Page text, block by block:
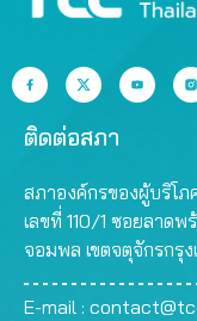
ติดต่อสภา
สภาองค์กรของผู้บริโภ
เลขที่ 110/1 ซอยลาด
จอมพล เขตจตุจักรกรุ
E-mail :